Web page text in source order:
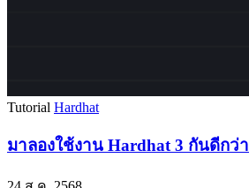
Tutorial Hardhat
มาลองใช้งาน Hardhat 3 กันดีกว่า